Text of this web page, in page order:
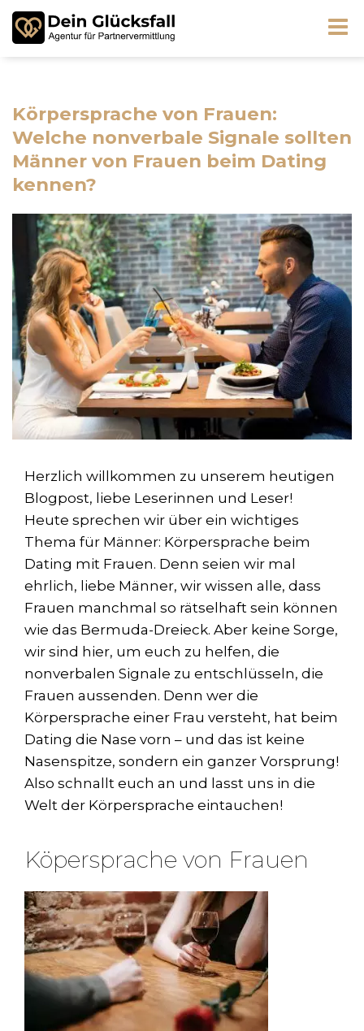
Körpersprache von Frauen:
Welche nonverbale Signale sollten
Männer von Frauen beim Dating
kennen?
Herzlich willkommen zu unserem heutigen
Blogpost, liebe Leserinnen und Leser!
Heute sprechen wir über ein wichtiges
Thema für Männer: Körpersprache beim
Dating mit Frauen. Denn seien wir mal
ehrlich, liebe Männer, wir wissen alle, dass
Frauen manchmal so rätselhaft sein können
wie das Bermuda-Dreieck. Aber keine Sorge,
wir sind hier, um euch zu helfen, die
nonverbalen Signale zu entschlüsseln, die
Frauen aussenden. Denn wer die
Körpersprache einer Frau versteht, hat beim
Dating die Nase vorn – und das ist keine
Nasenspitze, sondern ein ganzer Vorsprung!
Also schnallt euch an und lasst uns in die
Welt der Körpersprache eintauchen!
Köpersprache von Frauen